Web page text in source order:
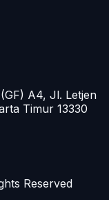
A4, Jl. Letjen
Timur 13330
Reserved